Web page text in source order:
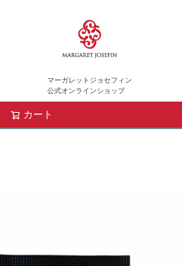
マーガレットジョセフィン
公式オンラインショップ
カート